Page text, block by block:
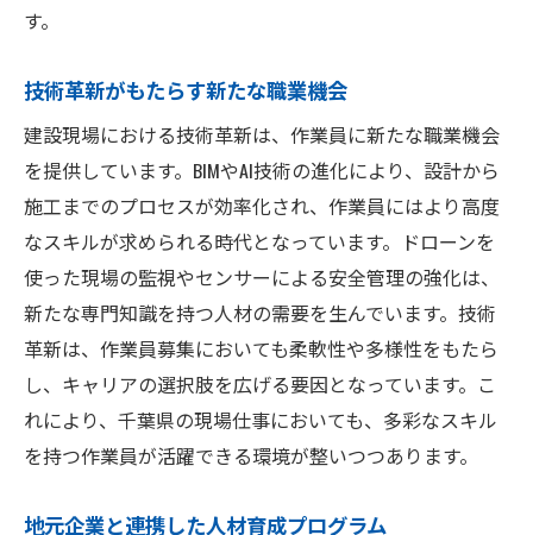
す。
技術革新がもたらす新たな職業機会
建設現場における技術革新は、作業員に新たな職業機会
を提供しています。BIMやAI技術の進化により、設計から
施工までのプロセスが効率化され、作業員にはより高度
なスキルが求められる時代となっています。ドローンを
使った現場の監視やセンサーによる安全管理の強化は、
新たな専門知識を持つ人材の需要を生んでいます。技術
革新は、作業員募集においても柔軟性や多様性をもたら
し、キャリアの選択肢を広げる要因となっています。こ
れにより、千葉県の現場仕事においても、多彩なスキル
を持つ作業員が活躍できる環境が整いつつあります。
地元企業と連携した人材育成プログラム